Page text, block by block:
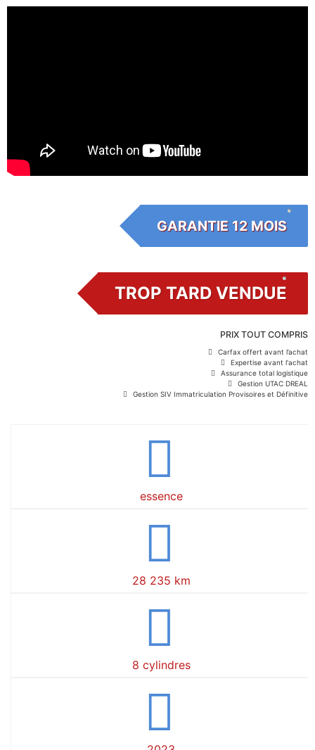
GARANTIE 12 MOIS
TROP TARD VENDUE
PRIX TOUT COMPRIS
Carfax offert avant l’achat
Expertise avant l'achat
Assurance total logistique
Gestion UTAC DREAL
Gestion SIV Immatriculation Provisoires et Définitive
essence
28 235 km
8 cylindres